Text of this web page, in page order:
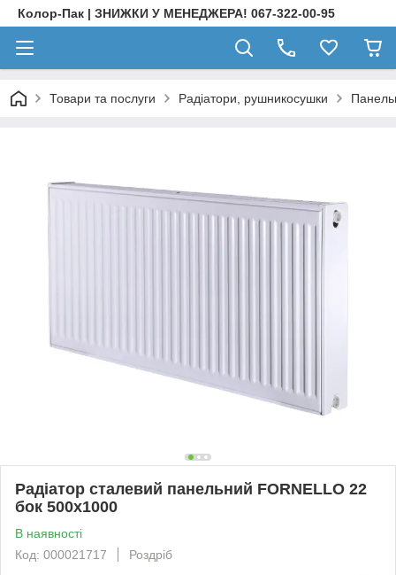
Колор-Пак | ЗНИЖКИ У МЕНЕДЖЕРА! 067-322-00-95
Товари та послуги Радіатори, рушникосушки
Радіатор сталевий панельний FORNELLO 22
бок 500х1000
В наявності
Код: 000021717
Роздріб